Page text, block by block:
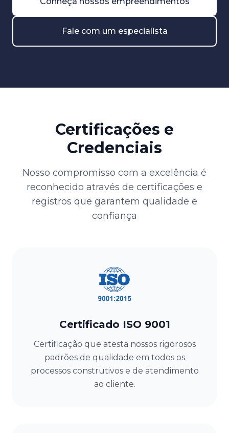
Fale com um especialista
Certificações e
Credenciais
Nosso compromisso com a excelência é
reconhecido através de certificações e
registros que garantem qualidade e
confiança
Certificado ISO 9001
Certificação que atesta nossos rigorosos
padrões de qualidade em todos os
processos construtivos e de atendimento
ao cliente.